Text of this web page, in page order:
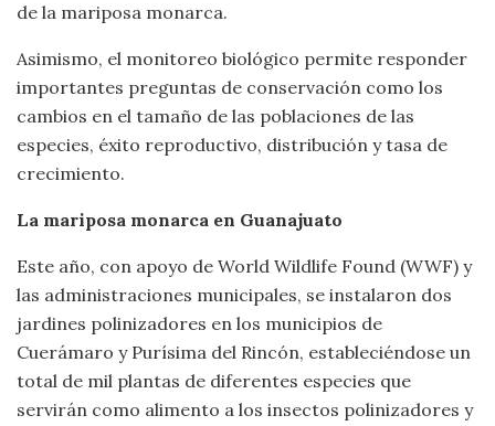
de la mariposa monarca.
Asimismo, el monitoreo biológico permite responder
importantes preguntas de conservación como los
cambios en el tamaño de las poblaciones de las
especies, éxito reproductivo, distribución y tasa de
crecimiento.
La mariposa monarca en Guanajuato
Este año, con apoyo de World Wildlife Found (WWF) y
las administraciones municipales, se instalaron dos
jardines polinizadores en los municipios de
Cuerámaro y Purísima del Rincón, estableciéndose un
total de mil plantas de diferentes especies que
servirán como alimento a los insectos polinizadores y